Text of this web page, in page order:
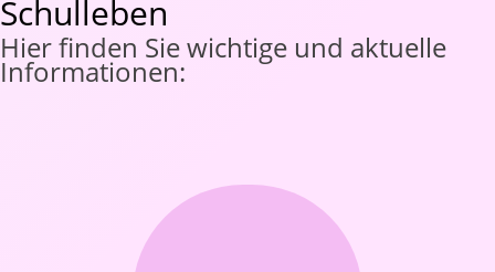
Schulleben
Hier finden Sie wichtige und aktuelle
Informationen: